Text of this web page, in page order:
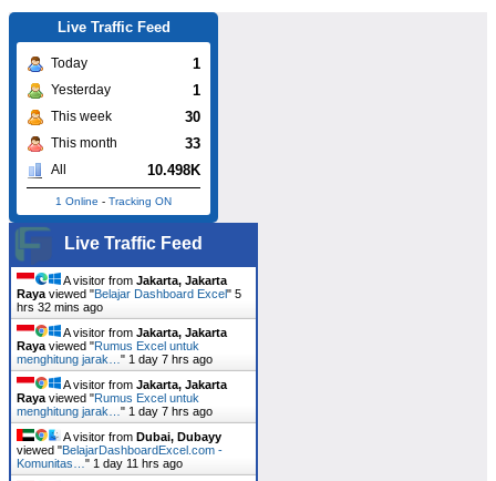
Live Traffic Feed
Today 1
Yesterday 1
This week 30
This month 33
All 10.498K
1 Online - Tracking ON
Live Traffic Feed
A visitor from Jakarta, Jakarta
Raya viewed "Belajar Dashboard Excel" 5
hrs 32 mins ago
A visitor from Jakarta, Jakarta
Raya viewed "Rumus Excel untuk
menghitung jarak… " 1 day 7 hrs ago
A visitor from Jakarta, Jakarta
Raya viewed "Rumus Excel untuk
menghitung jarak… " 1 day 7 hrs ago
A visitor from Dubai, Dubayy
viewed "BelajarDashboardExcel.com -
Komunitas… " 1 day 11 hrs ago